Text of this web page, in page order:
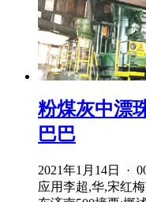
粉煤灰中漂
巴巴
2021年1月14日 ·
应用李超,华,宋红